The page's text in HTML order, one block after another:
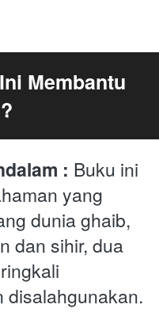
Membantu
: Buku ini
yang
dunia ghaib,
dan sihir, dua
disalahgunakan.